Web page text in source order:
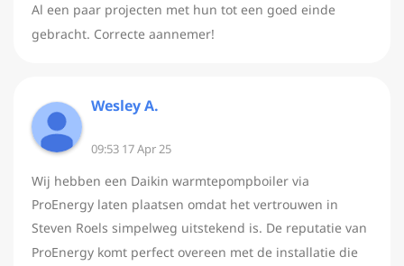
Al een paar projecten met hun tot een goed einde
gebracht. Correcte aannemer!
Wesley A.
09:53 17 Apr 25
Wij hebben een Daikin warmtepompboiler via
ProEnergy laten plaatsen omdat het vertrouwen in
Steven Roels simpelweg uitstekend is. De reputatie van
ProEnergy komt perfect overeen met de installatie die